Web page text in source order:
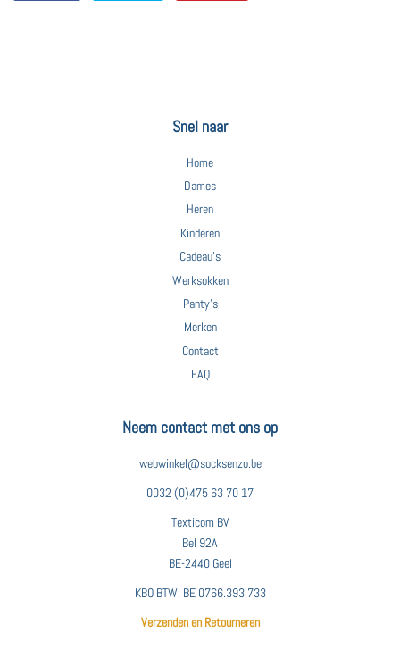
Snel naar
Home
Dames
Heren
Kinderen
Cadeau's
Werksokken
Panty's
Merken
Contact
FAQ
Neem contact met ons op
webwinkel@socksenzo.be
0032 (0)475 63 70 17
Texticom BV
Bel 92A
BE-2440 Geel
KBO BTW: BE 0766.393.733
Verzenden en Retourneren